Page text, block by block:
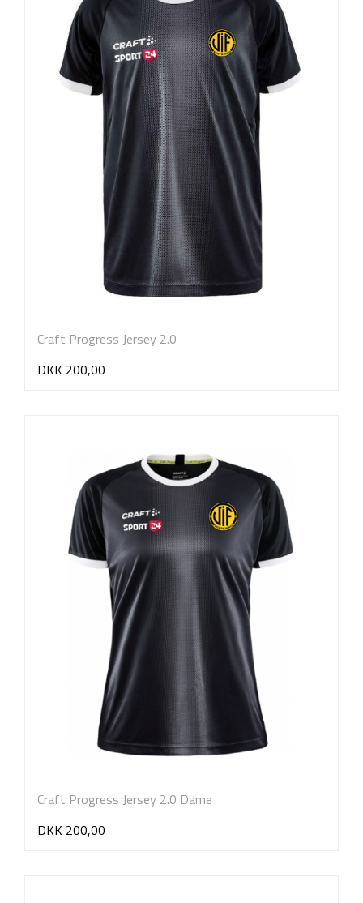
Craft Progress Jersey 2.0
DKK 200,00
Craft Progress Jersey 2.0 Dame
DKK 200,00